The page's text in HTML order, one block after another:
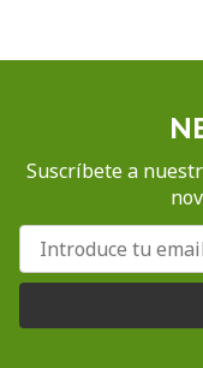
Suscríbete a